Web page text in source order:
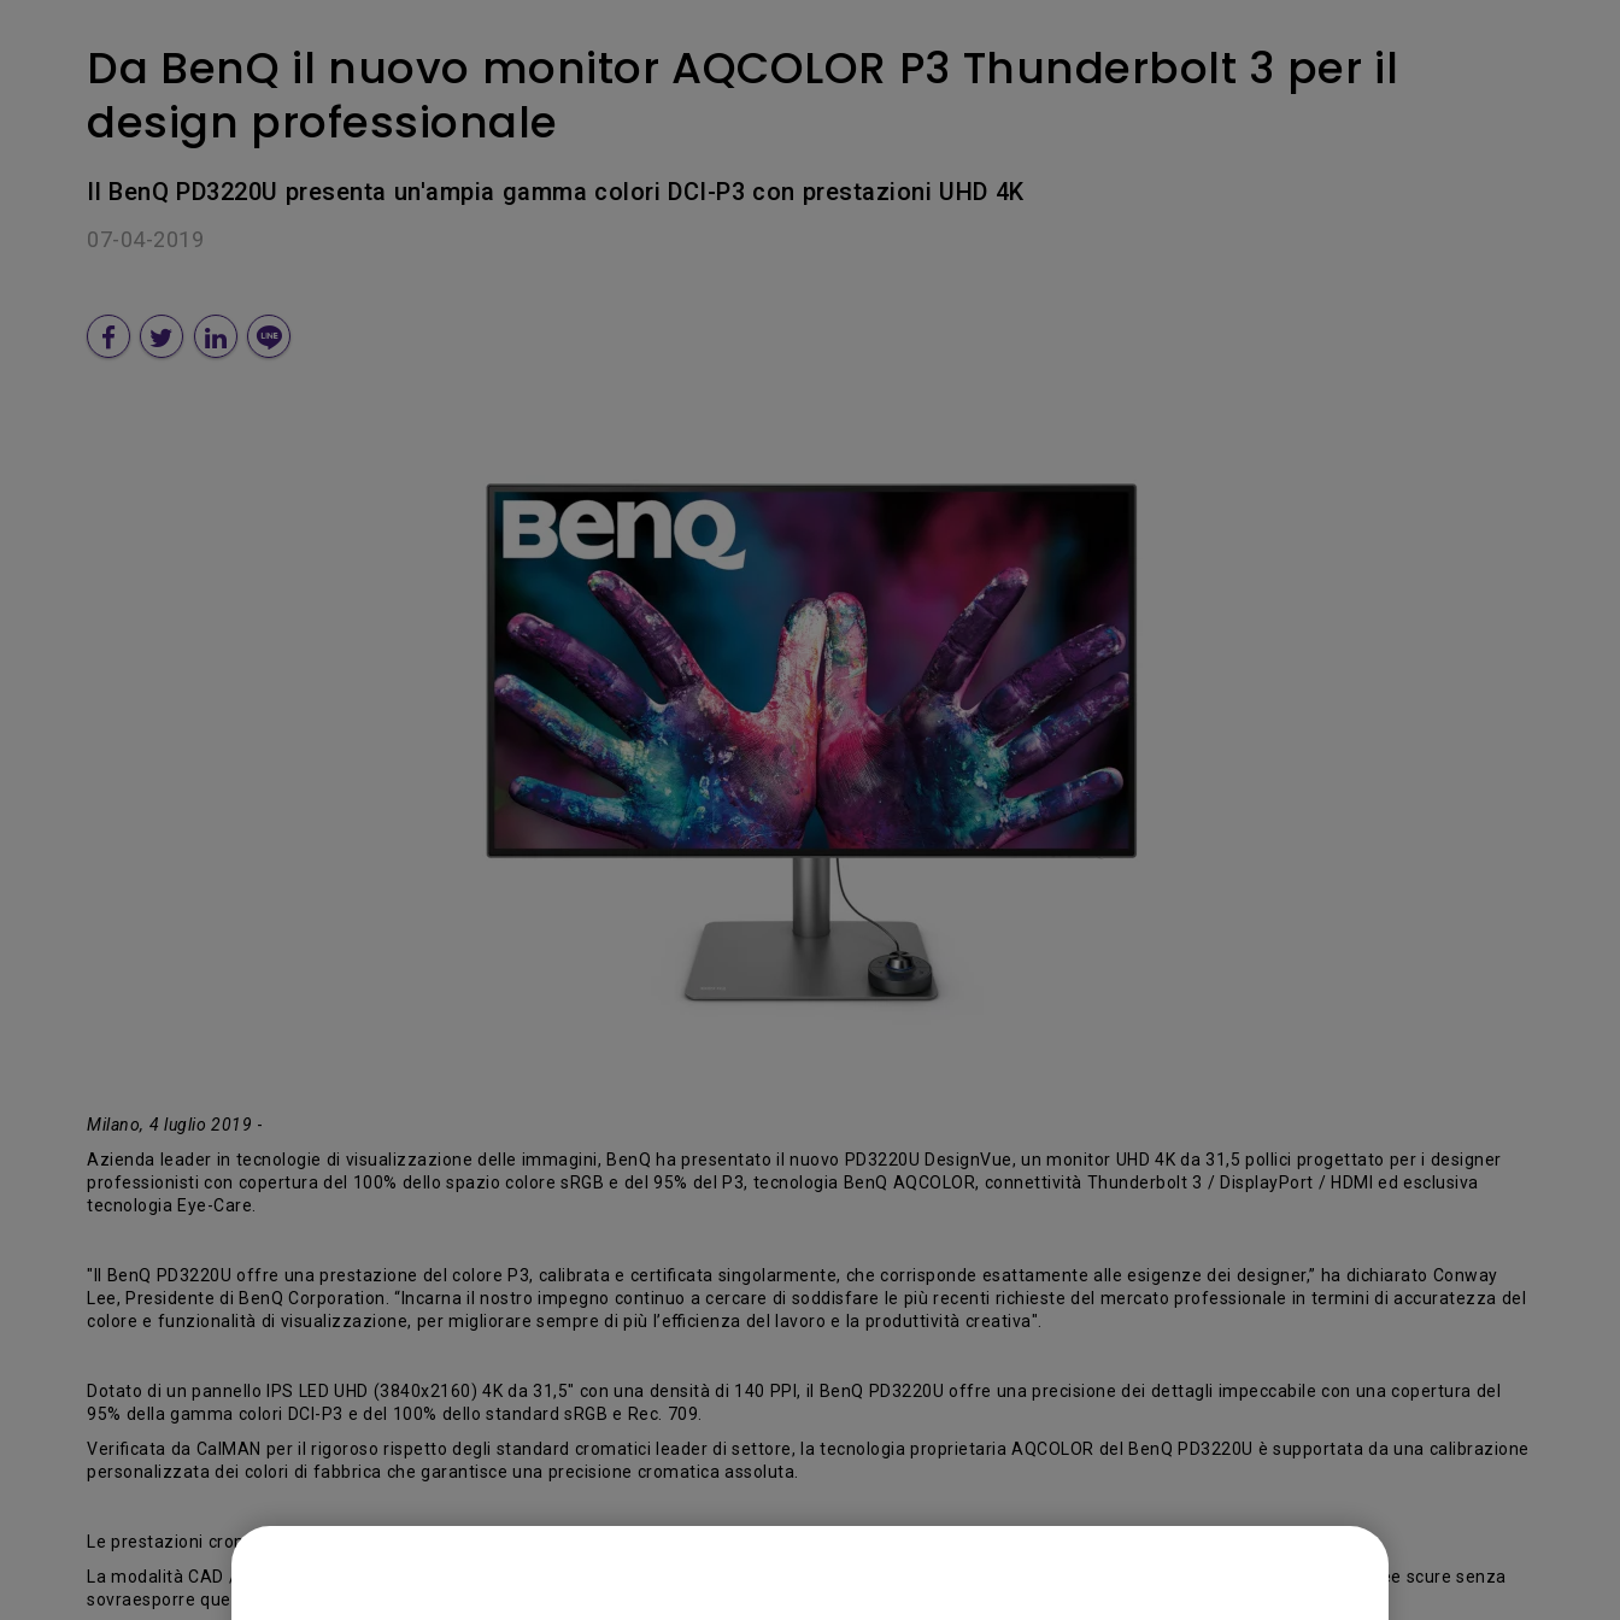
Da BenQ il nuovo monitor AQCOLOR P3 Thunderbolt 3 per il
design professionale
Il BenQ PD3220U presenta un'ampia gamma colori DCI-P3 con prestazioni UHD 4K
07-04-2019
Milano, 4 luglio 2019 -
Azienda leader in tecnologie di visualizzazione delle immagini, BenQ ha presentato il nuovo PD3220U DesignVue, un monitor UHD 4K da 31,5 pollici progettato per i designer
professionisti con copertura del 100% dello spazio colore sRGB e del 95% del P3, tecnologia BenQ AQCOLOR, connettività Thunderbolt 3 / DisplayPort / HDMI ed esclusiva
tecnologia Eye-Care.
"Il BenQ PD3220U offre una prestazione del colore P3, calibrata e certificata singolarmente, che corrisponde esattamente alle esigenze dei designer,” ha dichiarato Conway
Lee, Presidente di BenQ Corporation. “Incarna il nostro impegno continuo a cercare di soddisfare le più recenti richieste del mercato professionale in termini di accuratezza del
colore e funzionalità di visualizzazione, per migliorare sempre di più l’efficienza del lavoro e la produttività creativa".
Dotato di un pannello IPS LED UHD (3840x2160) 4K da 31,5" con una densità di 140 PPI, il BenQ PD3220U offre una precisione dei dettagli impeccabile con una copertura del
95% della gamma colori DCI-P3 e del 100% dello standard sRGB e Rec. 709.
Verificata da CalMAN per il rigoroso rispetto degli standard cromatici leader di settore, la tecnologia proprietaria AQCOLOR del BenQ PD3220U è supportata da una calibrazione
personalizzata dei colori di fabbrica che garantisce una precisione cromatica assoluta.
Le prestazioni cromatiche del BenQ PD3220U sono ottimizzate dal supporto HDR10 e dalle funzionalità specifiche per i professionisti del design.
La modalità CAD / CAM offre un contrasto eccellente per le linee e le forme nelle illustrazioni tecniche; la modalità Animazione migliora la luminosità delle aree scure senza
sovraesporre quelle più chiare; la Modalità Darkroom ottimizza la luminosità e il contrasto dell'immagine per gli ambienti di post-elaborazione con poca luce.